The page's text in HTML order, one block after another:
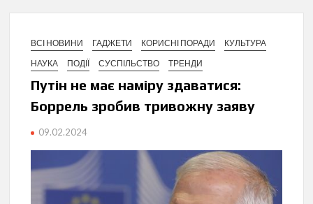
ВСІ НОВИНИ ГАДЖЕТИ КОРИСНІ ПОРАДИ
КУЛЬТУРА
НАУКА
ПОДІЇ СУСПІЛЬСТВО ТРЕНДИ
Путін не має наміру здаватися:
Боррель зробив тривожну заяву
09.02.2024